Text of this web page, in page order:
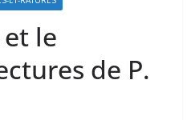
et le
de P.